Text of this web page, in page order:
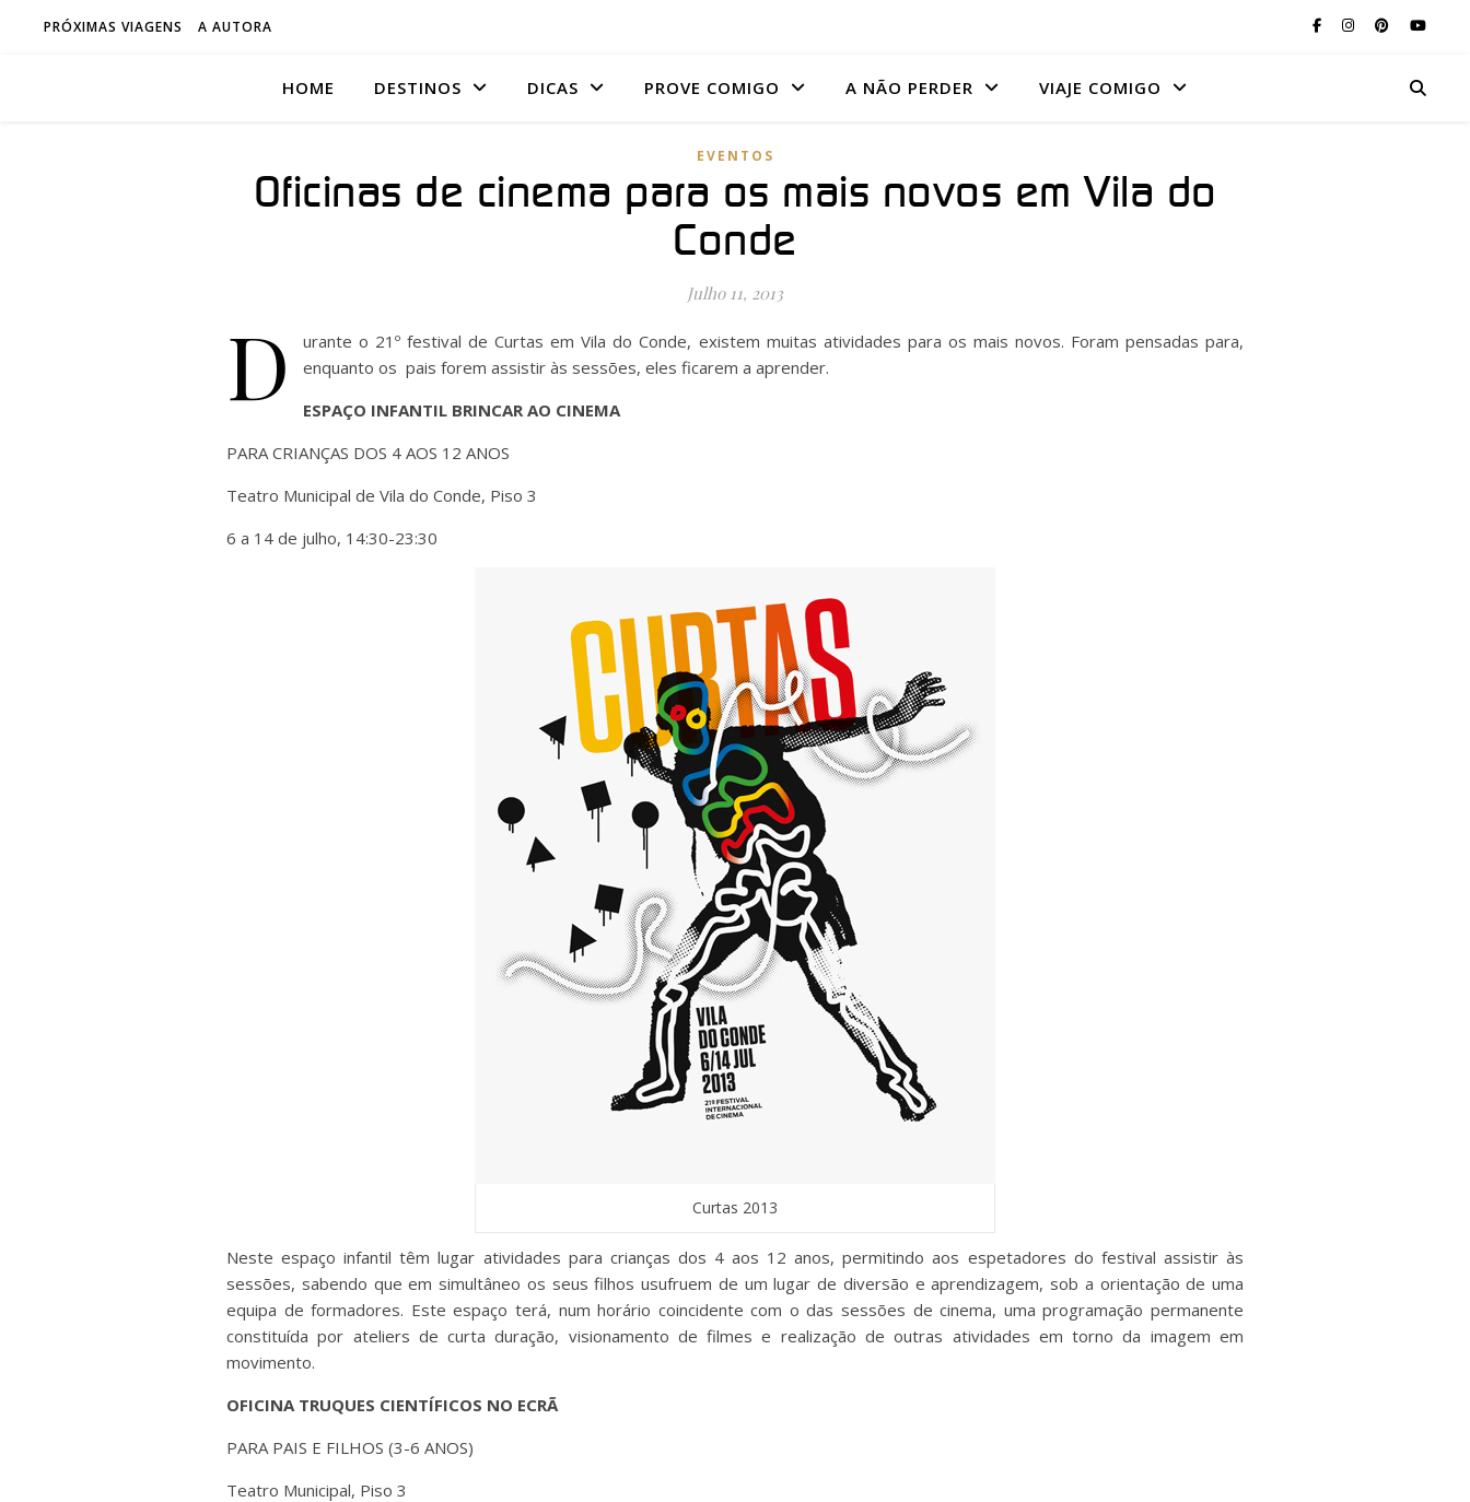
PRÓXIMAS VIAGENS A AUTORA
HOME DESTINOS DICAS PROVE COMIGO A NÃO PERDER VIAJE COMIGO
EVENTOS
Oficinas de cinema para os mais novos em Vila do
Conde
Julho 11, 2013
D
urante o 21º festival de Curtas em Vila do Conde, existem muitas atividades para os mais novos. Foram pensadas para,
enquanto os pais forem assistir às sessões, eles ficarem a aprender.
ESPAÇO INFANTIL BRINCAR AO CINEMA
PARA CRIANÇAS DOS 4 AOS 12 ANOS
Teatro Municipal de Vila do Conde, Piso 3
6 a 14 de julho, 14:30-23:30
Curtas 2013
Neste espaço infantil têm lugar atividades para crianças dos 4 aos 12 anos, permitindo aos espetadores do festival assistir às
sessões, sabendo que em simultâneo os seus filhos usufruem de um lugar de diversão e aprendizagem, sob a orientação de uma
equipa de formadores. Este espaço terá, num horário coincidente com o das sessões de cinema, uma programação permanente
constituída por ateliers de curta duração, visionamento de filmes e realização de outras atividades em torno da imagem em
movimento.
OFICINA TRUQUES CIENTÍFICOS NO ECRÃ
PARA PAIS E FILHOS (3-6 ANOS)
Teatro Municipal, Piso 3